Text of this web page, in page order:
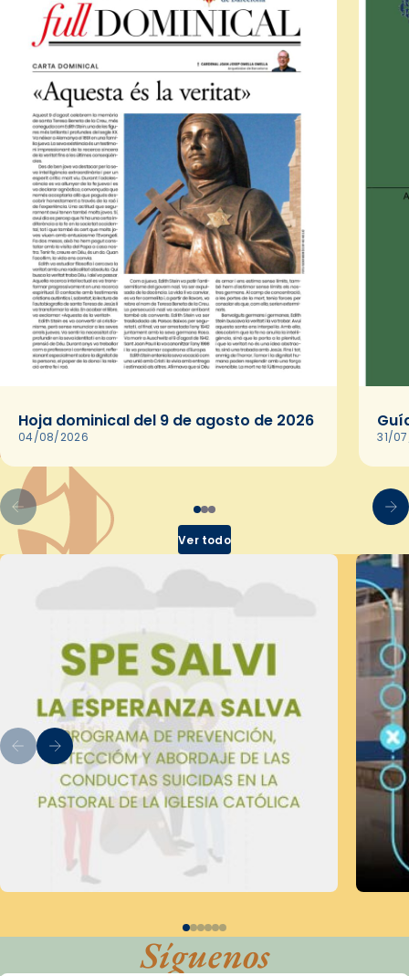
Hoja dominical del 9 de agosto de 2026
04/08/2026 31/
Ver todo
Síguenos